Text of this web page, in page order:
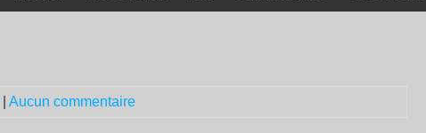
Aucun commentaire